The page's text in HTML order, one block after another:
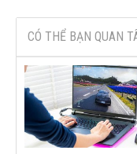
CÓ THỂ BẠN QUAN